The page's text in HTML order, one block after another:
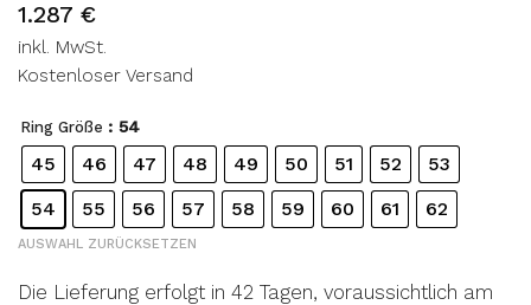
1.287 €
inkl. MwSt.
Kostenloser Versand
Ring Größe : 54
45 46 47 48 49 50 51 52
53
54
55 56 57 58 59 60 61 62
AUSWAHL ZURÜCKSETZEN
Die Lieferung erfolgt in 42 Tagen, voraussichtlich am